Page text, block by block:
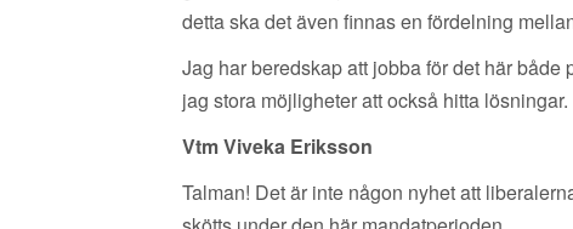
detta ska det även finnas en fördelning
Jag har beredskap att jobba för det här
jag stora möjligheter att också hitta lösningar.
Vtm Viveka Eriksson
Talman! Det är inte någon nyhet att